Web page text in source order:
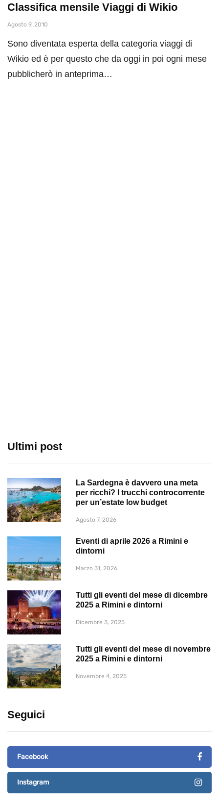
Classifica mensile Viaggi di Wikio
Agosto 9, 2010
Sono diventata esperta della categoria viaggi di
Wikio ed è per questo che da oggi in poi ogni mese
pubblicherò in anteprima…
Ultimi post
La Sardegna è davvero una meta
per ricchi? I trucchi controcorrente
per un’estate low budget
Agosto 7, 2026
Eventi di aprile 2026 a Rimini e
dintorni
Marzo 31, 2026
Tutti gli eventi del mese di dicembre
2025 a Rimini e dintorni
Dicembre 3, 2025
Tutti gli eventi del mese di novembre
2025 a Rimini e dintorni
Novembre 4, 2025
Seguici
Facebook
Instagram